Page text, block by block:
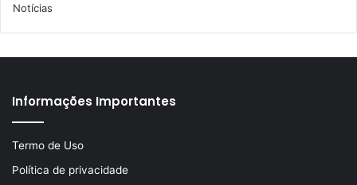
Notícias
Informações Importantes
Termo de Uso
Política de privacidade